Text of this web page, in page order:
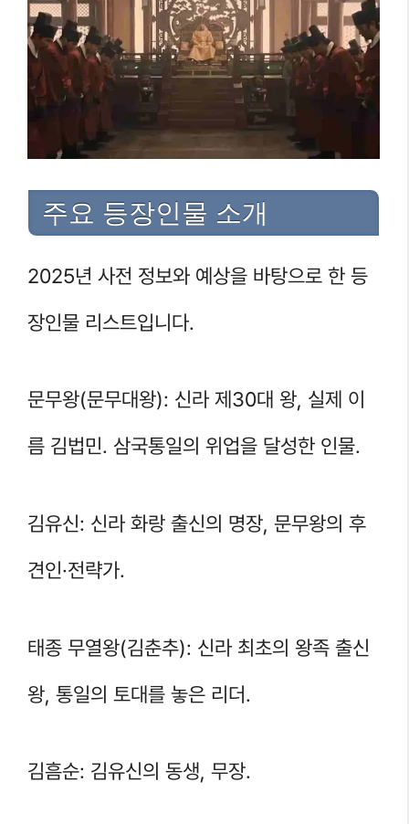
주요 등장인물 소개
2025년 사전 정보와 예상을 바탕으로 한 등
장인물 리스트입니다.
문무왕(문무대왕): 신라 제30대 왕, 실제 이
름 김법민. 삼국통일의 위업을 달성한 인물.
김유신: 신라 화랑 출신의 명장, 문무왕의 후
견인·전략가.
태종 무열왕(김춘추): 신라 최초의 왕족 출신
왕, 통일의 토대를 놓은 리더.
김흠순: 김유신의 동생, 무장.